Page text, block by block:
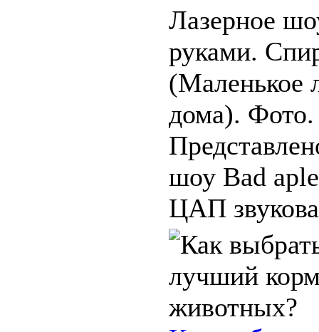
Лазерное
руками.
(Маленькое
дома). Фото.
шоу Bad
ЦАП